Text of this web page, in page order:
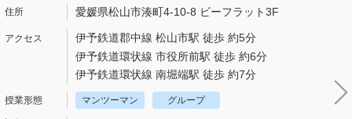
愛媛県松山市湊町4-10-8 ビーフラット3F
伊予鉄道郡中線 松山市駅 徒歩 約5分
伊予鉄道環状線 市役所前駅 徒歩 約6分
伊予鉄道環状線 南堀端駅 徒歩 約7分
マンツーマン グループ